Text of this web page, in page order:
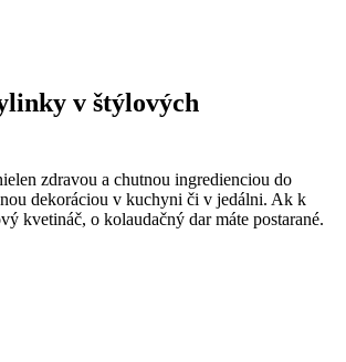
v štýlových
zdravou a chutnou ingredienciou do
dekoráciou v kuchyni či v jedálni. Ak k
kvetináč, o kolaudačný dar máte postarané.